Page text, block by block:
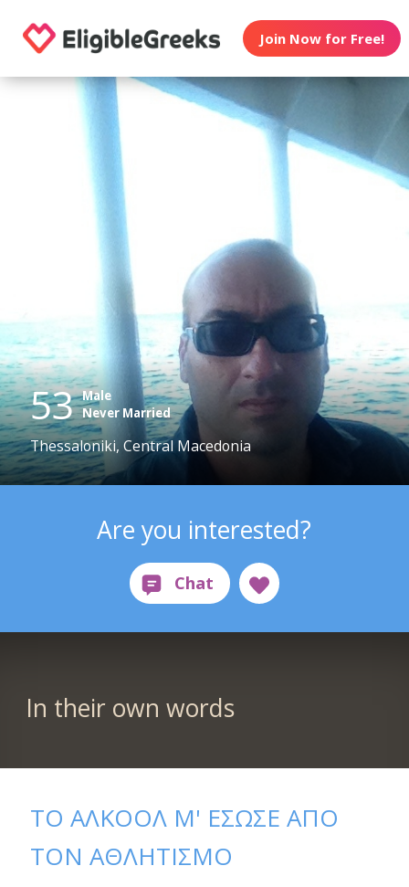
Join Now for Free!
53 Male
Never Married
Thessaloniki, Central Macedonia
Are you interested?
In their own words
ΤΟ ΑΛΚΟΟΛ Μ' ΕΣΩΣΕ ΑΠΟ
ΤΟΝ ΑΘΛΗΤΙΣΜΟ